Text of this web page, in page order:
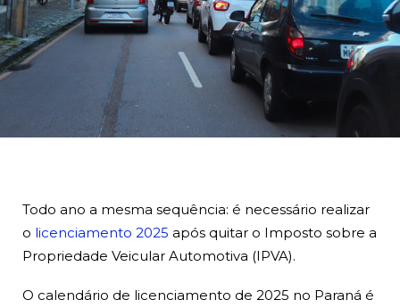
Todo ano a mesma sequência: é necessário realizar
o licenciamento 2025 após quitar o Imposto sobre a
Propriedade Veicular Automotiva (IPVA).
O calendário de licenciamento de 2025 no Paraná é